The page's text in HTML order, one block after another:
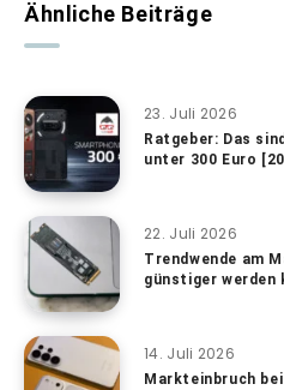
Ähnliche Beiträge
23. Juli 2026
Ratgeber: Das
unter 300 Euro
22. Juli 2026
Trendwende am
günstiger werden
14. Juli 2026
Markteinbruch